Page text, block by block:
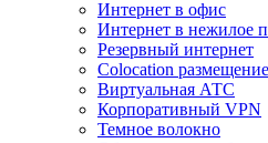
Интернет в офис
Интернет в нежилое
Резервный интернет
Colocation
Виртуальная АТС
Корпоративный VPN
Темное волокно